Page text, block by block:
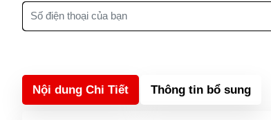
Nội dung Chi Tiết Thông tin bổ sung